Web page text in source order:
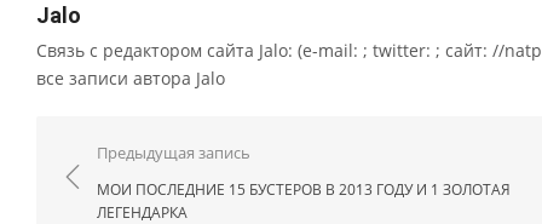
Jalo
Связь с редактором сайта Jalo: (e-mail: ; twitter: ; сайт: //
все записи автора Jalo
Навигация по записям
Предыдущая запись
МОИ ПОСЛЕДНИЕ 15 БУСТЕРОВ В 2013 ГОДУ И 1 ЗОЛОТАЯ
ЛЕГЕНДАРКА